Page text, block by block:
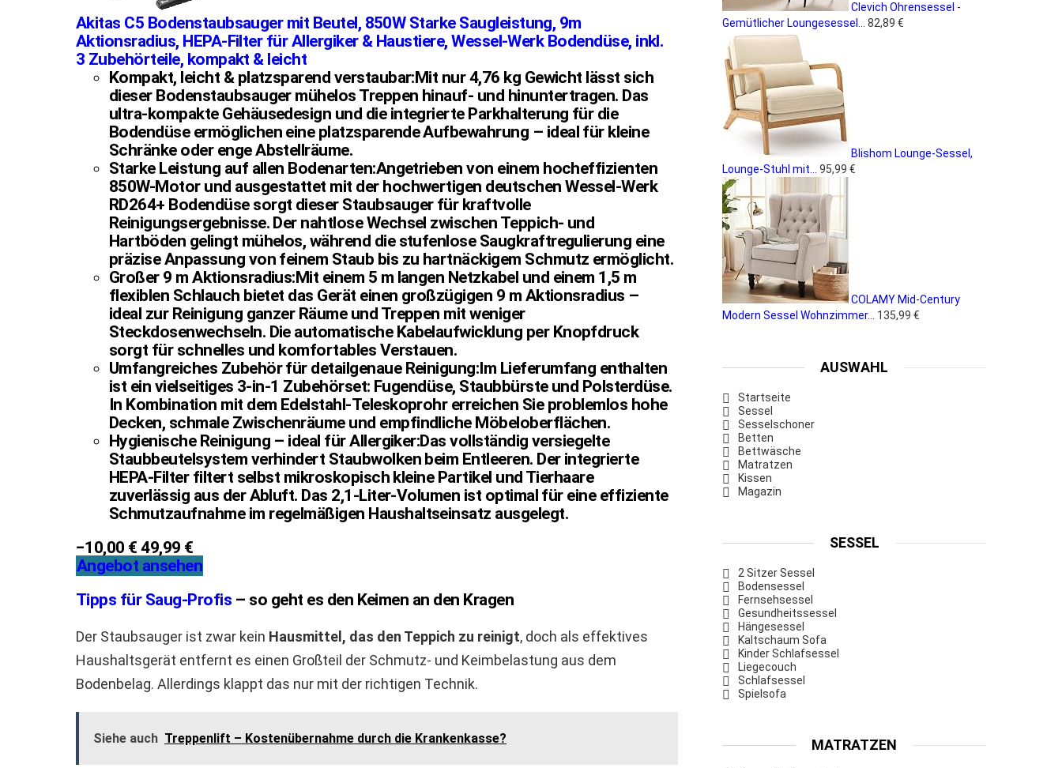
Akitas C5 Bodenstaubsauger mit Beutel, 850W Starke Saugleistung, 9m
Aktionsradius, HEPA-Filter für Allergiker & Haustiere, Wessel-Werk Bodendüse, inkl.
3 Zubehörteile, kompakt & leicht
Kompakt, leicht & platzsparend verstaubar:Mit nur 4,76 kg Gewicht lässt sich
dieser Bodenstaubsauger mühelos Treppen hinauf- und hinuntertragen. Das
ultra-kompakte Gehäusedesign und die integrierte Parkhalterung für die
Bodendüse ermöglichen eine platzsparende Aufbewahrung – ideal für kleine
Schränke oder enge Abstellräume.
Starke Leistung auf allen Bodenarten:Angetrieben von einem hocheffizienten
850W-Motor und ausgestattet mit der hochwertigen deutschen Wessel-Werk
RD264+ Bodendüse sorgt dieser Staubsauger für kraftvolle
Reinigungsergebnisse. Der nahtlose Wechsel zwischen Teppich- und
Hartböden gelingt mühelos, während die stufenlose Saugkraftregulierung eine
präzise Anpassung von feinem Staub bis zu hartnäckigem Schmutz ermöglicht.
Großer 9 m Aktionsradius:Mit einem 5 m langen Netzkabel und einem 1,5 m
flexiblen Schlauch bietet das Gerät einen großzügigen 9 m Aktionsradius –
ideal zur Reinigung ganzer Räume und Treppen mit weniger
Steckdosenwechseln. Die automatische Kabelaufwicklung per Knopfdruck
sorgt für schnelles und komfortables Verstauen.
Umfangreiches Zubehör für detailgenaue Reinigung:Im Lieferumfang enthalten
ist ein vielseitiges 3-in-1 Zubehörset: Fugendüse, Staubbürste und Polsterdüse.
In Kombination mit dem Edelstahl-Teleskoprohr erreichen Sie problemlos hohe
Decken, schmale Zwischenräume und empfindliche Möbeloberflächen.
Hygienische Reinigung – ideal für Allergiker:Das vollständig versiegelte
Staubbeutelsystem verhindert Staubwolken beim Entleeren. Der integrierte
HEPA-Filter filtert selbst mikroskopisch kleine Partikel und Tierhaare
zuverlässig aus der Abluft. Das 2,1-Liter-Volumen ist optimal für eine effiziente
Schmutzaufnahme im regelmäßigen Haushaltseinsatz ausgelegt.
−10,00 € 49,99 €
Angebot ansehen
Tipps für Saug-Profis– so geht es den Keimen an den Kragen
Der Staubsauger ist zwar kein Hausmittel, das den Teppich zu reinigt, doch als effektives
Haushaltsgerät entfernt es einen Großteil der Schmutz- und Keimbelastung aus dem
Bodenbelag. Allerdings klappt das nur mit der richtigen Technik.
Siehe auch Treppenlift – Kostenübernahme durch die Krankenkasse?
Clevich Ohrensessel -
Gemütlicher Loungesessel...
82,89 €
Blishom Lounge-Sessel,
Lounge-Stuhl mit...
95,99 €
COLAMY Mid-Century
Modern Sessel Wohnzimmer...
135,99 €
AUSWAHL
Startseite
Sessel
Sesselschoner
Betten
Bettwäsche
Matratzen
Kissen
Magazin
SESSEL
2 Sitzer Sessel
Bodensessel
Fernsehsessel
Gesundheitssessel
Hängesessel
Kaltschaum Sofa
Kinder Schlafsessel
Liegecouch
Schlafsessel
Spielsofa
MATRATZEN